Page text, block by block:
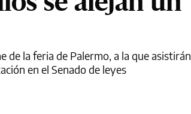
de la feria de Palermo, a la que asistirán
en el Senado de leyes